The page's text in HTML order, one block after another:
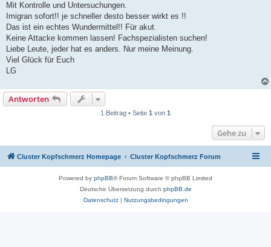
Mit Kontrolle und Untersuchungen.
Imigran sofort!! je schneller desto besser wirkt es !!
Das ist ein echtes Wundermittel!! Für akut.
Keine Attacke kommen lassen! Fachspezialisten suchen!
Liebe Leute, jeder hat es anders. Nur meine Meinung.
Viel Glück für Euch
LG
Antworten
1 Beitrag • Seite 1 von 1
Gehe zu
Cluster Kopfschmerz Homepage Cluster Kopfschmerz Forum
Powered by phpBB® Forum Software © phpBB Limited
Deutsche Übersetzung durch phpBB.de
Datenschutz| Nutzungsbedingungen